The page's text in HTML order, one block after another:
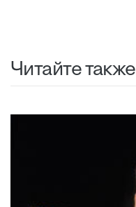
Читайте также